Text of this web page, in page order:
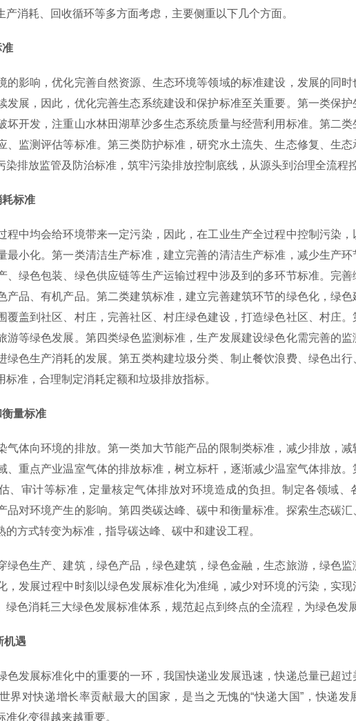
产消耗、回收循环等多方面考虑，主要侧重以下几个方面。
影响，优化完善自然资源、生态环境等领域的标准建设，发展的同时
发展，因此，优化完善生态系统建设和保护标准至关重要。第一类保
坏开发，注重山水林田湖草沙多生态系统质量与经营利用标准。第二
、监测评估等标准。第三类防护标准，研究水土流失、生态修复、生
染排放监管及防治标准，筑牢污染排放控制底线，从源头到治理全流程
标准
中均会给环境带来一定污染，因此，在工业生产全过程中控制污染，
最小化。第一类清洁生产标准，建立完善的清洁生产标准，减少生产
、绿色包装、绿色供应链等生产运输过程中涉及到的多环节标准。完
产品、有机产品。第二类建筑标准，建立完善建筑环节的绿色化，绿色
覆盖到社区、村庄，完善社区、村庄绿色建设，打造绿色社区、村庄
游等绿色发展。第四类绿色监测标准，生产发展建设绿色化需完善的
绿色生产消耗的发展。第五类构建垃圾分类、制止餐饮浪费、绿色出
准，合理制定消耗定额和垃圾排放指标。
量标准
体向环境的排放。第一类加大节能产品的限制类标准，减少排放，减
、重点产业温室气体的排放标准，树立标杆，逐渐减少温室气体排放
、审计等标准，定量核定气体排放对环境造成的负担。制定各领域、
品对环境产生的影响。第四类碳达峰、碳中和衡量标准。探索生态碳
的方式转变为标准，指导碳达峰、碳中和建设工程。
色生产、建筑，绿色产品，绿色建筑，绿色金融，生态旅游，绿色监
，发展过程中时刻以绿色发展标准化为准绳，减少对环境的污染，实
绿色消耗三大绿色发展标准体系，规范起点到终点的全流程，为绿色发
遇
发展标准化中的重要的一环，我国快递业发展迅速，快递总量已超过
界对快递增长率贡献最大的国家，是当之无愧的“快递大国”，快递发
化变得越来越重要。